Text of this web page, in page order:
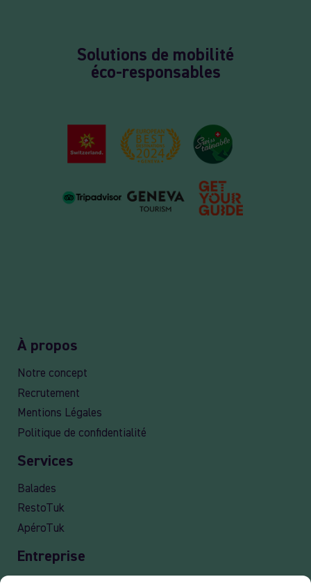
Solutions de mobilité
éco-responsables
À propos
Notre concept
Recrutement
Mentions Légales
Politique de confidentialité
Services
Balades
RestoTuk
ApéroTuk
Entreprise